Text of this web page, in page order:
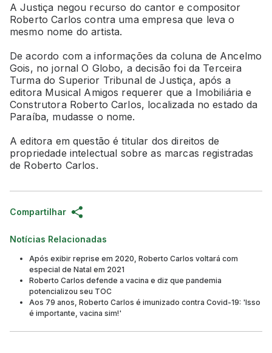
A Justiça negou recurso do cantor e compositor
Roberto Carlos contra uma empresa que leva o
mesmo nome do artista.
De acordo com a informações da coluna de Ancelmo
Gois, no jornal O Globo, a decisão foi da Terceira
Turma do Superior Tribunal de Justiça, após a
editora Musical Amigos requerer que a Imobiliária e
Construtora Roberto Carlos, localizada no estado da
Paraíba, mudasse o nome.
A editora em questão é titular dos direitos de
propriedade intelectual sobre as marcas registradas
de Roberto Carlos.
Compartilhar
Notícias Relacionadas
Após exibir reprise em 2020, Roberto Carlos voltará com
especial de Natal em 2021
Roberto Carlos defende a vacina e diz que pandemia
potencializou seu TOC
Aos 79 anos, Roberto Carlos é imunizado contra Covid-19: 'Isso
é importante, vacina sim!'